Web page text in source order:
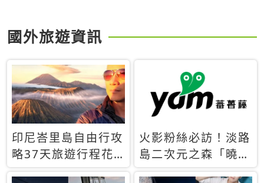
國外旅遊資訊
印尼峇里島自由行攻
略37天旅遊行程花
費5萬台幣 ❤️別等退
火影粉絲必訪！淡路
島二次元之森「曉」
解謎任務9月起全面